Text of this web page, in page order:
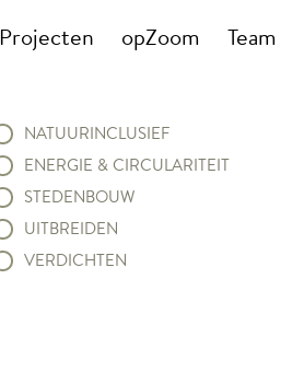
Projecten opZoom Team
NATUURINCLUSIEF
ENERGIE & CIRCULARITEIT
STEDENBOUW
UITBREIDEN
VERDICHTEN